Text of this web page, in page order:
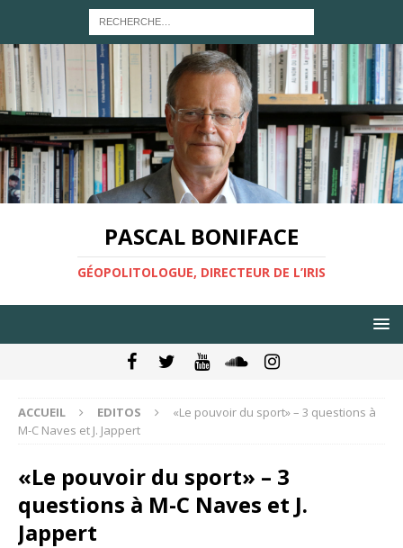
PASCAL BONIFACE
GÉOPOLITOLOGUE, DIRECTEUR DE L’IRIS
ACCUEIL EDITOS
«Le pouvoir du sport» – 3 questions à
M-C Naves et J. Jappert
«Le pouvoir du sport» – 3
questions à M-C Naves et J.
Jappert